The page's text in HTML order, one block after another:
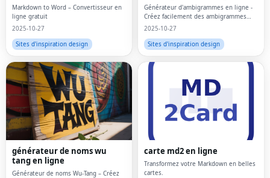
Markdown to Word – Convertisseur en
ligne gratuit
2025-10-27
Sites d'inspiration design
Générateur d'ambigrammes en ligne -
Créez facilement des ambigrammes
personnalisés
2025-10-27
Sites d'inspiration design
générateur de noms wu
tang en ligne
Générateur de noms Wu-Tang – Créez
carte md2 en ligne
Transformez votre Markdown en belles
cartes.